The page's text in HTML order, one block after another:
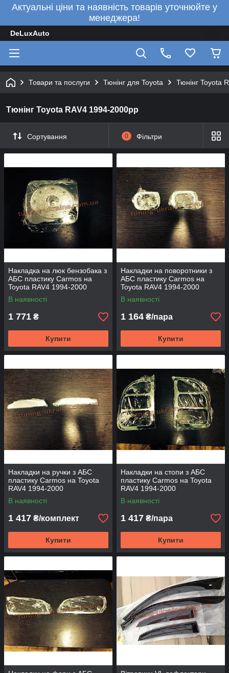
Актуальні ціни та наявність товарів уточнюйте у
менеджера!
DeLuxAuto
Товари та послуги Тюнінг для Toyota Тюнінг Toyota
Тюнінг Toyota RAV4 1994-2000рр
Сортування 0 Фільтри
Накладка на люк бензобака з
АБС пластику Carmos на
Toyota RAV4 1994-2000
В наявності
1 771 ₴
Купити
Накладки на поворотники з
АБС пластику Carmos на
Toyota RAV4 1994-2000
В наявності
1 164 ₴/пара
Купити
Накладки на ручки з АБС
пластику Carmos на Toyota
RAV4 1994-2000
В наявності
1 417 ₴/комплект
Купити
Накладки на стопи з АБС
пластику Carmos на Toyota
RAV4 1994-2000
В наявності
1 417 ₴/пара
Купити